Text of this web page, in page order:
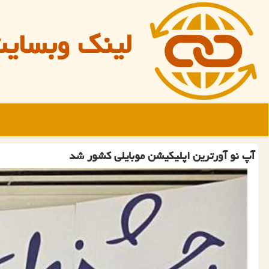
لینک
آپ نو آورترین اپلیكیشن موبایلی كشور شد